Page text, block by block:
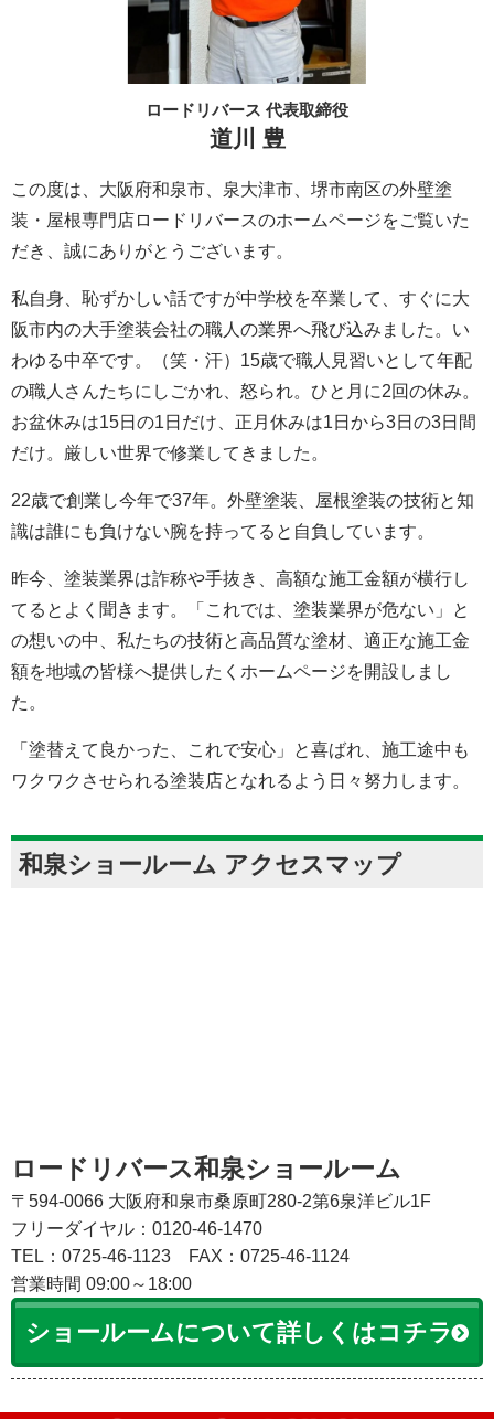
ロードリバース 代表取締役
道川 豊
この度は、大阪府和泉市、泉大津市、堺市南区の外壁塗
装・屋根専門店ロードリバースのホームページをご覧いた
だき、誠にありがとうございます。
私自身、恥ずかしい話ですが中学校を卒業して、すぐに大
阪市内の大手塗装会社の職人の業界へ飛び込みました。い
わゆる中卒です。（笑・汗）15歳で職人見習いとして年配
の職人さんたちにしごかれ、怒られ。ひと月に2回の休み。
お盆休みは15日の1日だけ、正月休みは1日から3日の3日間
だけ。厳しい世界で修業してきました。
22歳で創業し今年で37年。外壁塗装、屋根塗装の技術と知
識は誰にも負けない腕を持ってると自負しています。
昨今、塗装業界は詐称や手抜き、高額な施工金額が横行し
てるとよく聞きます。「これでは、塗装業界が危ない」と
の想いの中、私たちの技術と高品質な塗材、適正な施工金
額を地域の皆様へ提供したくホームページを開設しまし
た。
「塗替えて良かった、これで安心」と喜ばれ、施工途中も
ワクワクさせられる塗装店となれるよう日々努力します。
和泉ショールーム アクセスマップ
ロードリバース和泉ショールーム
〒594-0066 大阪府和泉市桑原町280-2第6泉洋ビル1F
フリーダイヤル：0120-46-1470
TEL：0725-46-1123
FAX：0725-46-1124
営業時間 09:00～18:00
ショールームについて詳しくはコチラ